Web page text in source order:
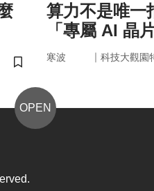
儲存書籤
算力不是唯一
「專屬 AI 晶
率驅動未來
寒波 ｜ 科技大觀園
OPEN